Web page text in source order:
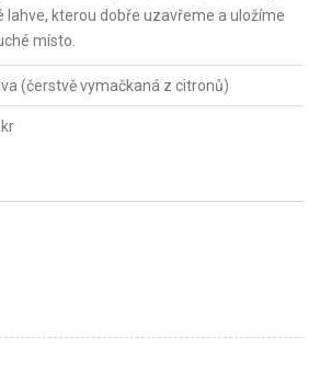
lahve, kterou dobře uzavřeme a uložíme
místo.
(čerstvě vymačkaná z citronů)